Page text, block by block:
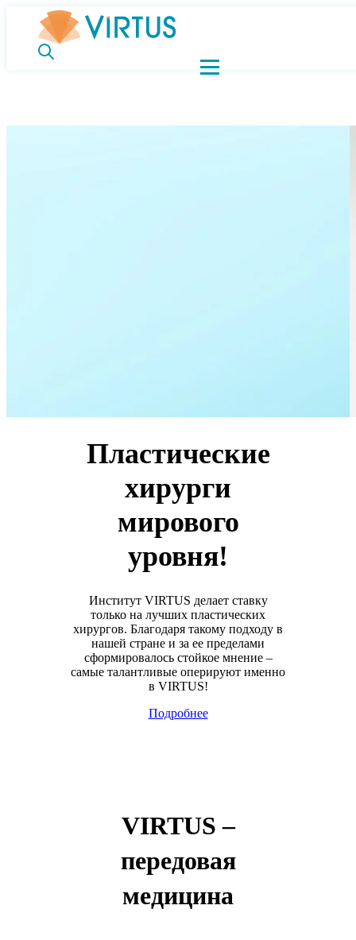
Пластические
хирурги
мирового
уровня!
Институт VIRTUS делает ставку
только на лучших пластических
хирургов. Благодаря такому подходу в
нашей стране и за ее пределами
сформировалось стойкое мнение –
самые талантливые оперируют именно
в VIRTUS!
Подробнее
VIRTUS –
передовая
медицина